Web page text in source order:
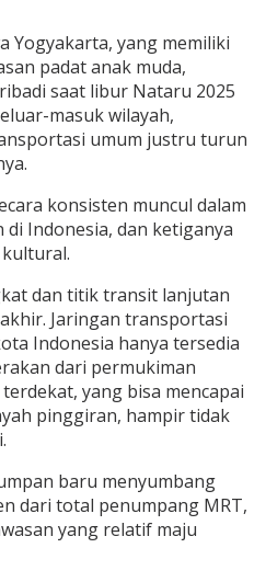
Yogyakarta, yang memiliki
padat anak muda,
saat libur Nataru 2025
masuk wilayah,
umum justru turun
konsisten muncul dalam
Indonesia, dan ketiganya
dan titik transit lanjutan
Jaringan transportasi
Indonesia hanya tersedia
dari permukiman
yang bisa mencapai
pinggiran, hampir tidak
baru menyumbang
dari total penumpang MRT,
yang relatif maju